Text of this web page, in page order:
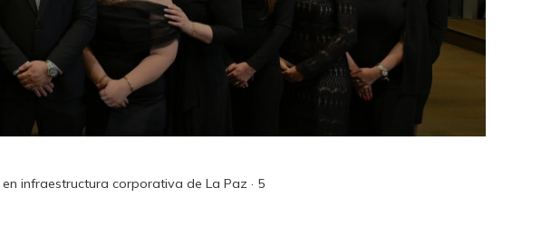
infraestructura corporativa de La Paz · 5